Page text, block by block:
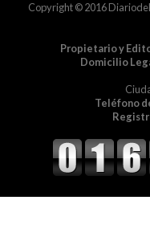
Copyright © 2016
Propietario y
Domicilio
Teléfono